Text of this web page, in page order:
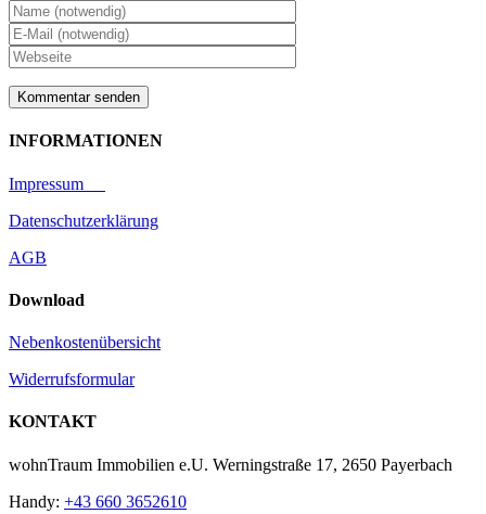
INFORMATIONEN
Impressum
Datenschutzerklärung
AGB
Download
Nebenkostenübersicht
Widerrufsformular
KONTAKT
wohnTraum Immobilien e.U. Werningstraße 17, 2650 Payerbach
Handy: +43 660 3652610